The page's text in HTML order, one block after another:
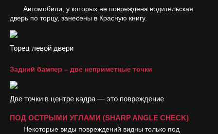
Автомобили, у которых не повреждена водительская
дверь по торцу, занесены в Красную книгу.
Торец левой двери
Задний бампер – две неприметные точки
Две точки в центре кадра — это повреждение
ПОД ОСТРЫМИ УГЛАМИ (SHARP ANGLE CHECK)
Некоторые виды повреждений видны только под